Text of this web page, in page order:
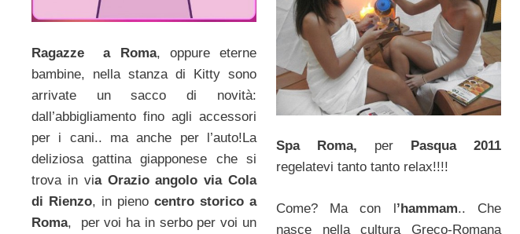
Ragazze a Roma, oppure eterne
bambine, nella stanza di Kitty sono
arrivate un sacco di novità:
dall’abbigliamento fino agli accessori
per i cani.. ma anche per l’auto!La
deliziosa gattina giapponese che si
trova in via Orazio angolo via Cola
di Rienzo, in pieno centro storico a
Roma, per voi ha in serbo per voi un
Spa Roma, per Pasqua 2011
regelatevi tanto tanto relax!!!!
Come? Ma con l’hammam.. Che
nasce nella cultura Greco-Romana